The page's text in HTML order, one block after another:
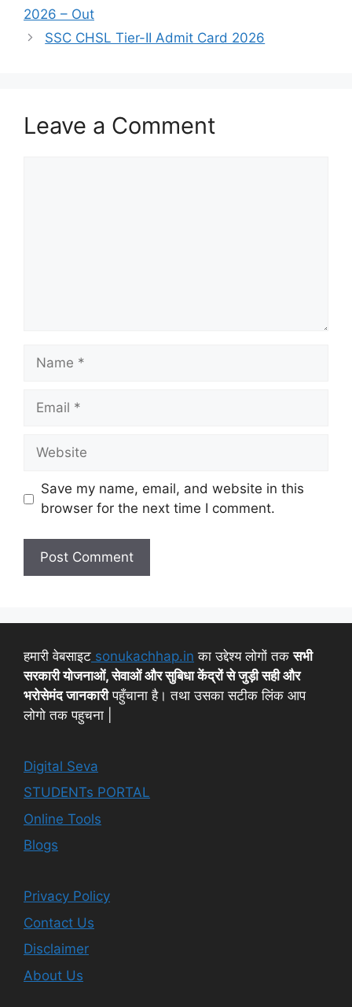
2026 – Out
SSC CHSL Tier-II Admit Card 2026
Leave a Comment
Save my name, email, and website in this
browser for the next time I comment.
हमारी वेबसाइट sonukachhap.in का उद्देश्य लोगों तकसभी
सरकारी योजनाओं, सेवाओं और सुबिधा केंद्रों से जुड़ी सही और
भरोसेमंद जानकारीपहुँचाना है। तथा उसका सटीक लिंक आप
लोगो तक पहुचना |
Digital Seva
STUDENTs PORTAL
Online Tools
Blogs
Privacy Policy
Contact Us
Disclaimer
About Us